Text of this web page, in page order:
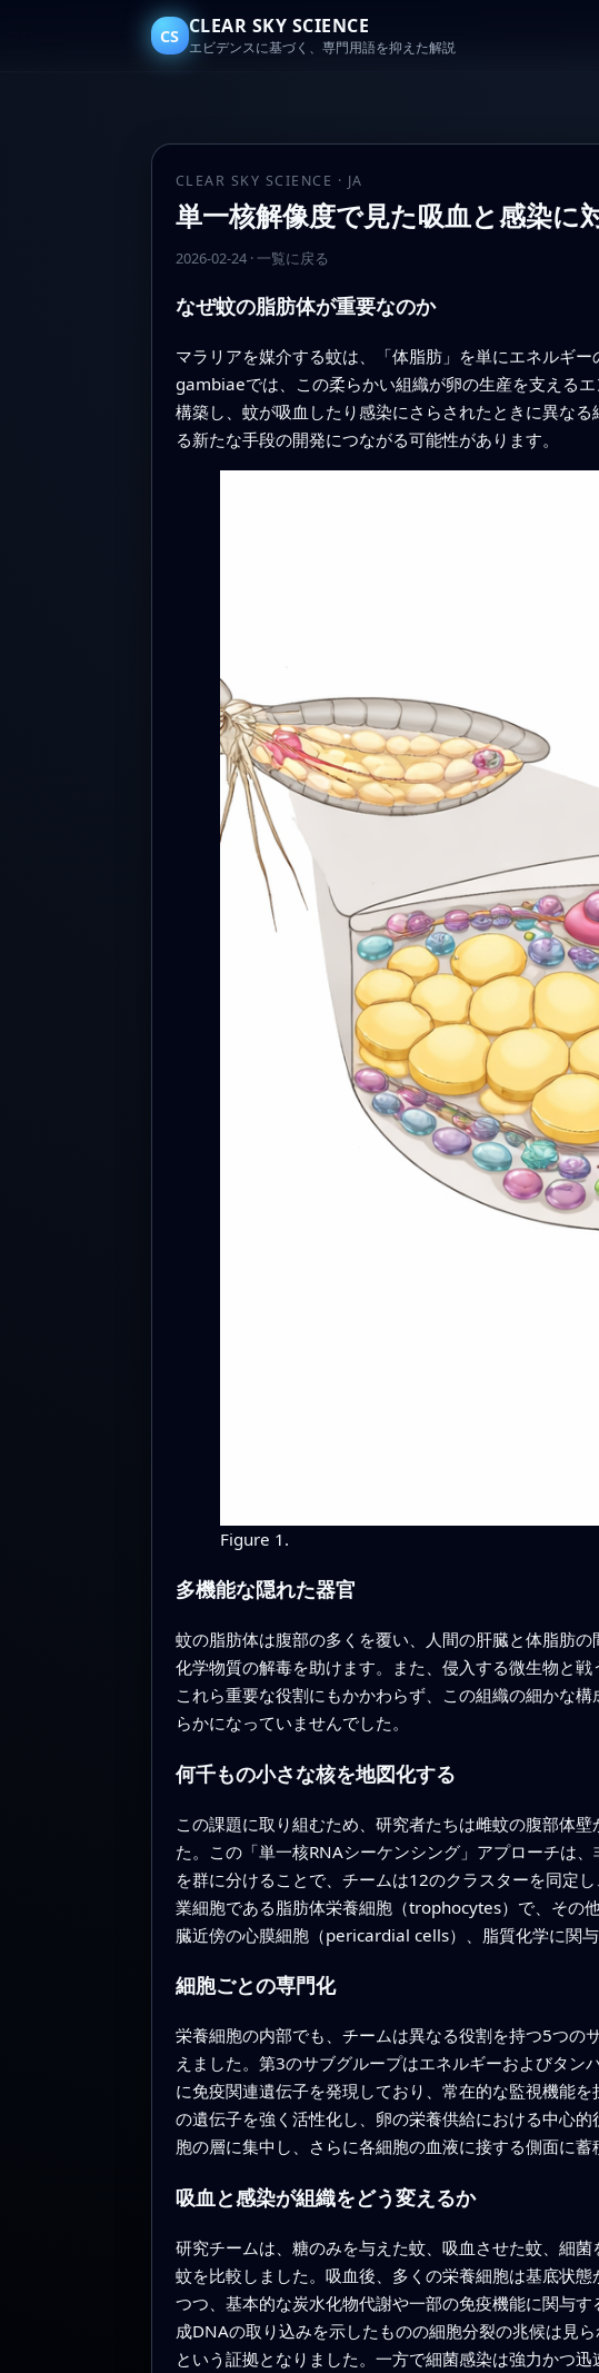
CS CLEAR SKY SCIENCE
エビデンスに基づく、専門用語を抑えた解説
CLEAR SKY SCIENCE · JA
単一核解像度で見た吸血と感染
2026-02-24· 一覧に戻る
なぜ蚊の脂肪体が重要なのか
マラリアを媒介する蚊は、「体脂肪」を単にエネルギ
gambiaeでは、この柔らかい組織が卵の生産を支える
構築し、蚊が吸血したり感染にさらされたときに異な
る新たな手段の開発につながる可能性があります。
Figure 1.
多機能な隠れた器官
蚊の脂肪体は腹部の多くを覆い、人間の肝臓と体脂肪
化学物質の解毒を助けます。また、侵入する微生物と
これら重要な役割にもかかわらず、この組織の細か
らかになっていませんでした。
何千もの小さな核を地図化する
この課題に取り組むため、研究者たちは雌蚊の腹部体
た。この「単一核RNAシーケンシング」アプローチは
を群に分けることで、チームは12のクラスターを同定
業細胞である脂肪体栄養細胞（trophocytes）で、その
臓近傍の心膜細胞（pericardial cells）、脂質化学に関
細胞ごとの専門化
栄養細胞の内部でも、チームは異なる役割を持つ5つ
えました。第3のサブグループはエネルギーおよびタ
に免疫関連遺伝子を発現しており、常在的な監視機能
の遺伝子を強く活性化し、卵の栄養供給における中心
胞の層に集中し、さらに各細胞の血液に接する側面に
吸血と感染が組織をどう変えるか
研究チームは、糖のみを与えた蚊、吸血させた蚊、細
蚊を比較しました。吸血後、多くの栄養細胞は基底状
つつ、基本的な炭水化物代謝や一部の免疫機能に関与
成DNAの取り込みを示したものの細胞分裂の兆候は見
という証拠となりました。一方で細菌感染は強力かつ